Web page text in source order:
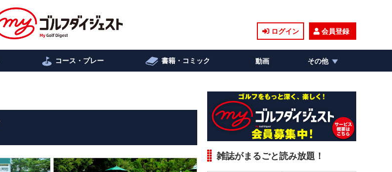
ログイン 会員登録
コース・プレー 書籍・コミック 動画 その他
雑誌がまるごと読み放題！